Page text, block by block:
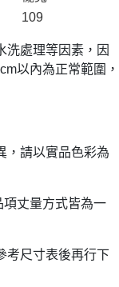
109
處理等因素，因
以內為正常範圍，
，請以實品色彩為
丈量方式皆為一
考尺寸表後再行下